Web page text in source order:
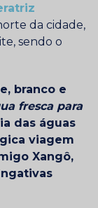
da cidade,
sendo o
branco e
fresca para
das águas
viagem
Xangô,